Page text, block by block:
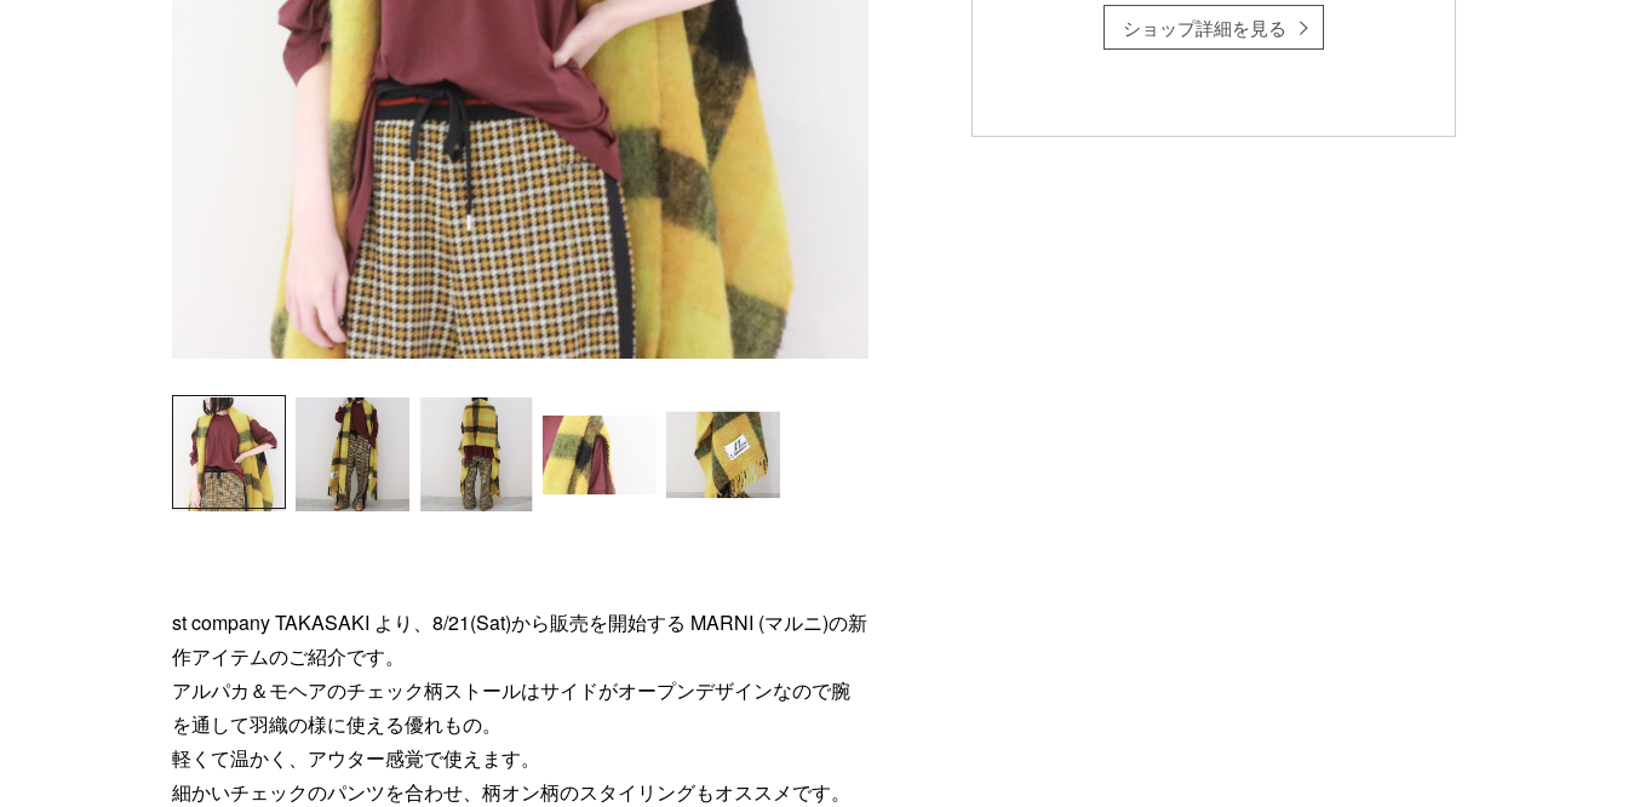
st company TAKASAKI より、8/21(Sat)から販売を開始する MARNI (マルニ)の新
作アイテムのご紹介です。
アルパカ＆モヘアのチェック柄ストールはサイドがオープンデザインなので腕
を通して羽織の様に使える優れもの。
軽くて温かく、アウター感覚で使えます。
細かいチェックのパンツを合わせ、柄オン柄のスタイリングもオススメです。
ショップ詳細を見る